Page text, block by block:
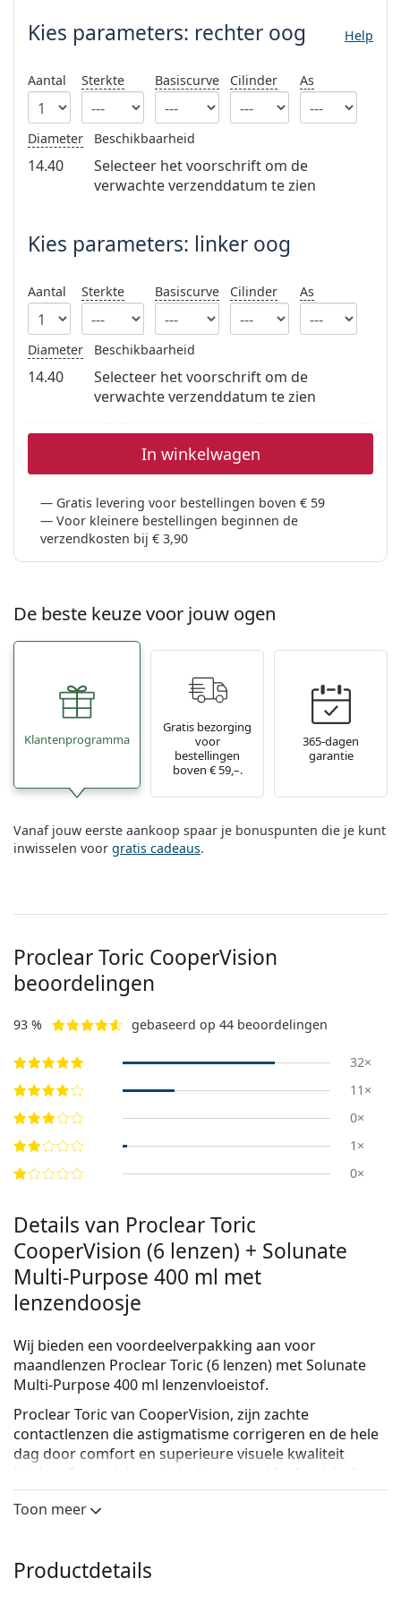
Prada
Alle merken
Kies parameters: rechter oog Help
Aantal Sterkte Basiscurve Cilinder As
Diameter
14.40
Beschikbaarheid
Selecteer het voorschrift om de
verwachte verzenddatum te zien
Kies parameters: linker oog
Aantal Sterkte Basiscurve Cilinder As
Diameter
14.40
Beschikbaarheid
Selecteer het voorschrift om de
verwachte verzenddatum te zien
In winkelwagen
Gratis levering voor bestellingen boven € 59
Voor kleinere bestellingen beginnen de
verzendkosten bij € 3,90
De beste keuze voor jouw ogen
Klantenprogramma
Gratis bezorging
voor
bestellingen
boven € 59,–.
365-dagen
garantie
Vanaf jouw eerste aankoop spaar je bonuspunten die je kunt
inwisselen voor gratis cadeaus.
Proclear Toric CooperVision
beoordelingen
93 % gebaseerd op 44 beoordelingen
32×
11×
0×
1×
0×
Details van Proclear Toric
CooperVision (6 lenzen) + Solunate
Multi-Purpose 400 ml met
lenzendoosje
Wij bieden een voordeelverpakking aan voor
maandlenzen Proclear Toric (6 lenzen) met Solunate
Multi-Purpose 400 ml lenzenvloeistof.
Proclear Toric van CooperVision, zijn zachte
contactlenzen die astigmatisme corrigeren en de hele
dag door comfort en superieure visuele kwaliteit
bieden. Een uniek materiaal genaamd fosforylcholine
trekt watermoleculen aan en helpt daardoor vochtig te
blijven.
een Italiaanse producent die niet alleen hoge kwaliteit
biedt, maar ook een fijne prijs. De inhoud van 400 ml
Toon meer
Productdetails